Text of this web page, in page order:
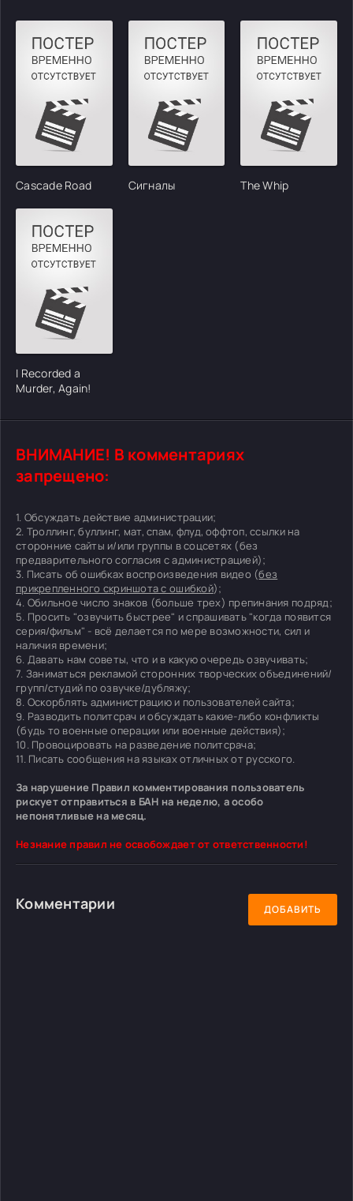
Cascade Road Сигналы The Whip
I Recorded a
Murder, Again!
ВНИМАНИЕ! В комментариях
запрещено:
1. Обсуждать действие администрации;
2. Троллинг, буллинг, мат, спам, флуд, оффтоп, ссылки на
сторонние сайты и/или группы в соцсетях (без
предварительного согласия с администрацией);
3. Писать об ошибках воспроизведения видео (без
прикрепленного скриншота с ошибкой);
4. Обильное число знаков (больше трех) препинания подряд;
5. Просить "озвучить быстрее" и спрашивать "когда появится
серия/фильм" - всё делается по мере возможности, сил и
наличия времени;
6. Давать нам советы, что и в какую очередь озвучивать;
7. Заниматься рекламой сторонних творческих объединений/
групп/студий по озвучке/дубляжу;
8. Оскорблять администрацию и пользователей сайта;
9. Разводить политсрач и обсуждать какие-либо конфликты
(будь то военные операции или военные действия);
10. Провоцировать на разведение политсрача;
11. Писать сообщения на языках отличных от русского.
За нарушение Правил комментирования пользователь
рискует отправиться в БАН на неделю, а особо
непонятливые на месяц.
Незнание правил не освобождает от ответственности!
Комментарии ДОБАВИТЬ